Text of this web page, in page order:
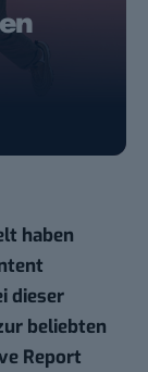
haben
dieser
beliebten
Report